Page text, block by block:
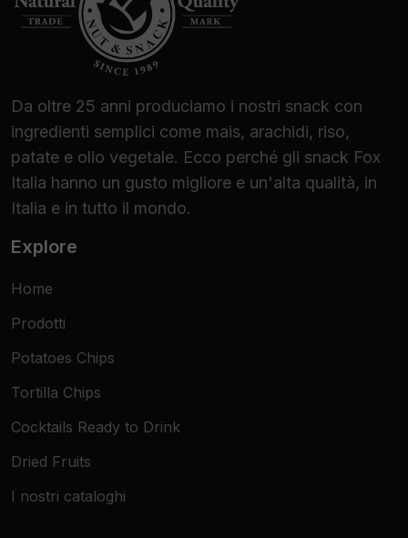
Da oltre 25 anni produciamo i nostri snack con
ingredienti semplici come mais, arachidi, riso,
patate e olio vegetale. Ecco perché gli snack Fox
Italia hanno un gusto migliore e un'alta qualità, in
Italia e in tutto il mondo.
Explore
Home
Prodotti
Potatoes Chips
Tortilla Chips
Cocktails Ready to Drink
Dried Fruits
I nostri cataloghi